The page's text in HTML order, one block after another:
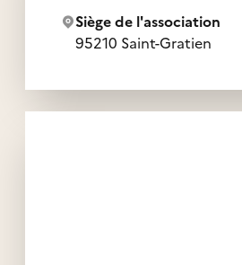
Siège de l'association
95210 Saint-Gratien